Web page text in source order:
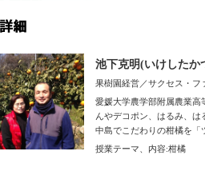
池下克明(いけしたか
果樹園経営／サクセス・フ
愛媛大学農学部附属農業高
んやデコポン、はるみ、
中島でこだわりの柑橘を「
授業テーマ、内容:柑橘